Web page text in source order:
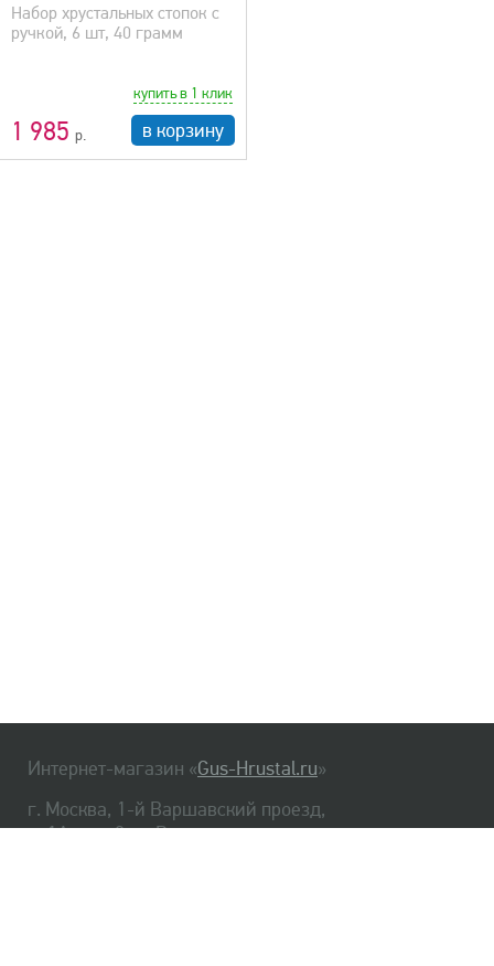
Набор хрустальных стопок с
ручкой, 6 шт, 40 грамм
1 985
купить в 1 клик
в корзину
Интернет-магазин «Gus-Hrustal.ru»
г. Москва, 1-й Варшавский проезд,
д. 1А, стр. 3, м. Варшавская